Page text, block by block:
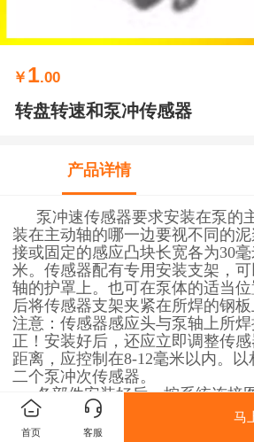
￥ 1.00
转盘转速和泵冲传感器
产品详情
泵冲速传感器要求安装在泵的
装在主动轴的哪一边要视不同的
接或固定的感应凸块长宽各为30
米。传感器配有专用安装支架，
轴的护罩上。也可在泵体的适当
后将传感器支架夹紧在所焊的钢
注意：传感器感应头与泵轴上所
正！安装好后，还应立即调整传
距离，应控制在8-12毫米以内。
二个泵冲次传感器。
各部件安装好后，按系统连接
和连接，要求走线符合井场规范
带固定，然后即可投入使用。
首页 客服
马